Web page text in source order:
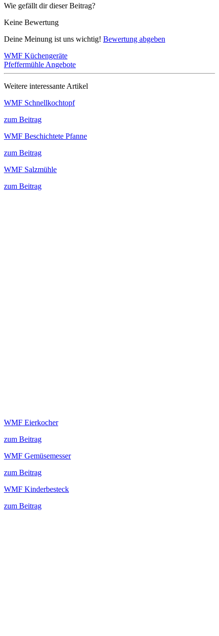
Wie gefällt dir dieser Beitrag?
Keine Bewertung
Deine Meinung ist uns wichtig! Bewertung abgeben
WMF Küchengeräte
Pfeffermühle Angebote
Weitere interessante Artikel
WMF Schnellkochtopf
zum Beitrag
WMF Beschichtete Pfanne
zum Beitrag
WMF Salzmühle
zum Beitrag
WMF Eierkocher
zum Beitrag
WMF Gemüsemesser
zum Beitrag
WMF Kinderbesteck
zum Beitrag